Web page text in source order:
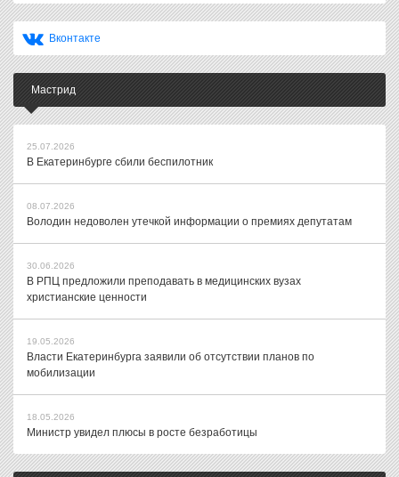
Вконтакте
Мастрид
25.07.2026
В Екатеринбурге сбили беспилотник
08.07.2026
Володин недоволен утечкой информации о премиях депутатам
30.06.2026
В РПЦ предложили преподавать в медицинских вузах
христианские ценности
19.05.2026
Власти Екатеринбурга заявили об отсутствии планов по
мобилизации
18.05.2026
Министр увидел плюсы в росте безработицы